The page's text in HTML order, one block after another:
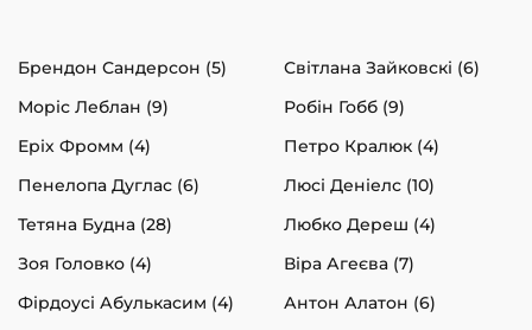
Брендон Сандерсон (5)
Світлана Зайковскі (6)
Моріс Леблан (9)
Робін Гобб (9)
Еріх Фромм (4)
Петро Кралюк (4)
Пенелопа Дуглас (6)
Люсі Деніелс (10)
Тетяна Будна (28)
Любко Дереш (4)
Зоя Головко (4)
Віра Агеєва (7)
Фірдоусі Абулькасим (4)
Антон Алатон (6)